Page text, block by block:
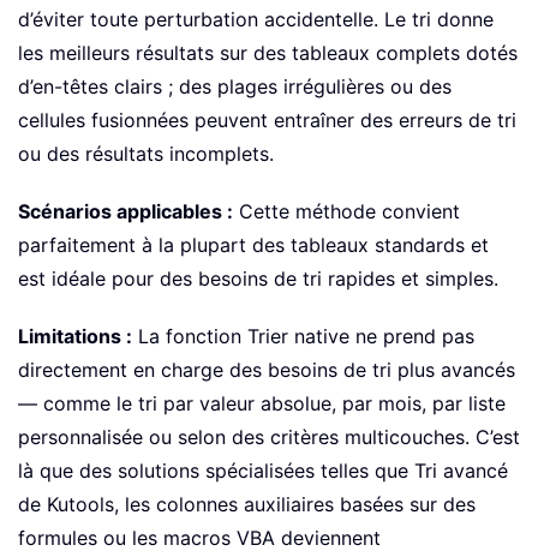
d’éviter toute perturbation accidentelle. Le tri donne
les meilleurs résultats sur des tableaux complets dotés
d’en-têtes clairs ; des plages irrégulières ou des
cellules fusionnées peuvent entraîner des erreurs de tri
ou des résultats incomplets.
Scénarios applicables : Cette méthode convient
parfaitement à la plupart des tableaux standards et
est idéale pour des besoins de tri rapides et simples.
Limitations : La fonction Trier native ne prend pas
directement en charge des besoins de tri plus avancés
— comme le tri par valeur absolue, par mois, par liste
personnalisée ou selon des critères multicouches. C’est
là que des solutions spécialisées telles que Tri avancé
de Kutools, les colonnes auxiliaires basées sur des
formules ou les macros VBA deviennent